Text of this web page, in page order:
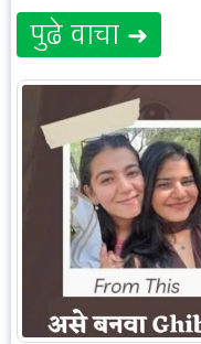
पुढे वाचा ➜